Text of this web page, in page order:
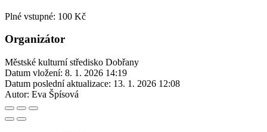
Plné vstupné: 100 Kč
Organizátor
Městské kulturní středisko Dobřany
Datum vložení: 8. 1. 2026 14:19
Datum poslední aktualizace: 13. 1. 2026 12:08
Autor: Eva Špísová